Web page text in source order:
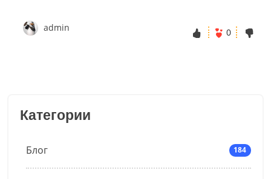
Категории
Блог 184
admin 0